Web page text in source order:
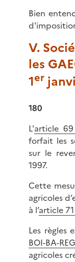
Bien
V.
les
1er
180
L'article
forfait les
sur le
1997.
Cette
agricoles
à l’article
Les règles
BOI-BA-
agricoles